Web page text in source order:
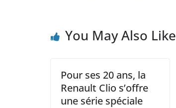
You May Also Like
Pour ses 20 ans, la
Renault Clio s’offre
une série spéciale